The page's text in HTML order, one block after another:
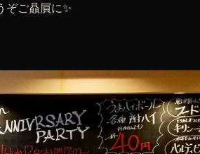
ぞご贔屓に✨